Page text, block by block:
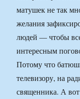
матушек не так
желания
людей — чтобы
интересным
Потому что
телевизору, на
священника. А вот